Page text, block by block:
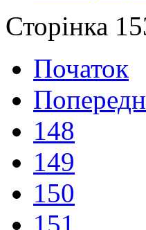
Сторінка
Початок
148
149
150